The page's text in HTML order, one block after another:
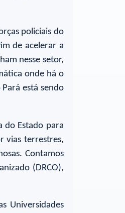
policiais do
de acelerar a
nesse setor,
onde há o
está sendo
do Estado para
vias terrestres,
Contamos
(DRCO),
Universidades